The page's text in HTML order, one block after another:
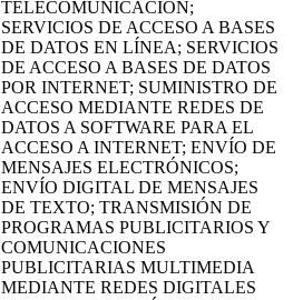
TELECOMUNICACIÓN;
SERVICIOS DE ACCESO A BASES
DE DATOS EN LÍNEA; SERVICIOS
DE ACCESO A BASES DE DATOS
POR INTERNET; SUMINISTRO DE
ACCESO MEDIANTE REDES DE
DATOS A SOFTWARE PARA EL
ACCESO A INTERNET; ENVÍO DE
MENSAJES ELECTRÓNICOS;
ENVÍO DIGITAL DE MENSAJES
DE TEXTO; TRANSMISIÓN DE
PROGRAMAS PUBLICITARIOS Y
COMUNICACIONES
PUBLICITARIAS MULTIMEDIA
MEDIANTE REDES DIGITALES